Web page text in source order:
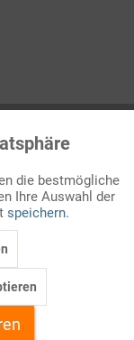
der Fortbildung?
einsetzbar.
Aktiv
Inaktiv
Inaktiv
die bestmögliche
Ihre Auswahl der
speichern.